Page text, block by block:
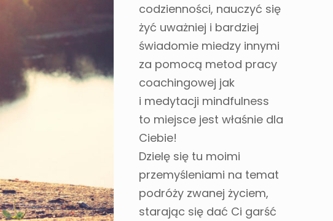
codzienności, nauczyć się
żyć uważniej i bardziej
świadomie miedzy innymi
za pomocą metod pracy
coachingowej jak
i medytacji mindfulness
to miejsce jest właśnie dla
Ciebie!
Dzielę się tu moimi
przemyśleniami na temat
podróży zwanej życiem,
starając się dać Ci garść